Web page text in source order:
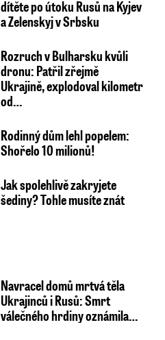
dítěte po útoku Rusů na Kyjev
a Zelenskyj v Srbsku
Rozruch v Bulharsku kvůli
dronu: Patřil zřejmě
Ukrajině, explodoval kilometr
od…
Rodinný dům lehl popelem:
Shořelo 10 milionů!
Jak spolehlivě zakryjete
šediny? Tohle musíte znát
Navracel domů mrtvá těla
Ukrajinců i Rusů: Smrt
válečného hrdiny oznámila…